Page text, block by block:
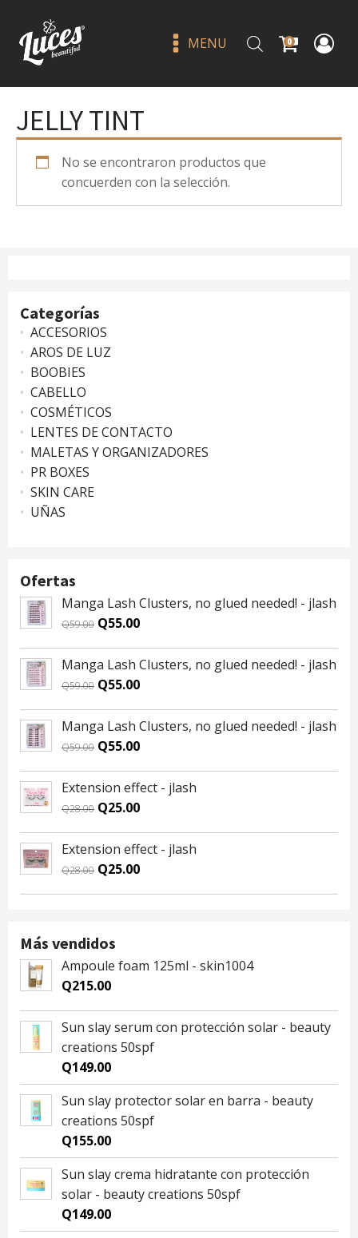
MENU 0
Categorías
ACCESORIOS
AROS DE LUZ
BOOBIES
CABELLO
COSMÉTICOS
LENTES DE CONTACTO
MALETAS Y ORGANIZADORES
PR BOXES
SKIN CARE
UÑAS
Ofertas
Manga Lash Clusters, no glued needed! - jlash
Q59.00 Original
was:
Q59.00.
Q55.00Current
is:
Q55.00.
Manga Lash Clusters, no glued needed! - jlash
Q59.00 Original
was:
Q59.00.
Q55.00Current
is:
Q55.00.
Manga Lash Clusters, no glued needed! - jlash
Q59.00 Original
was:
Q59.00.
Q55.00Current
is:
Q55.00.
Extension effect - jlash
Q28.00 Original
was:
Q28.00.
Q25.00Current
is:
Q25.00.
Extension effect - jlash
Q28.00 Original
Q25.00Current
Más vendidos
Ampoule foam 125ml - skin1004
Q215.00
Sun slay serum con protección solar - beauty
creations 50spf
Q149.00
Sun slay protector solar en barra - beauty
creations 50spf
Q155.00
Sun slay crema hidratante con protección
solar - beauty creations 50spf
Q149.00
JELLY TINT
No se encontraron productos que
concuerden con la selección.